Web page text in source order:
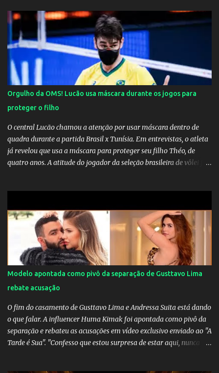
Orgulho da OMS! Lucão usa máscara durante os jogos para
proteger o filho
O central Lucão chamou a atenção por usar máscara dentro de
quadra durante a partida Brasil x Tunísia. Em entrevistas, o atleta
já revelou que usa a máscara para proteger seu filho Théo, de
quatro anos. A atitude do jogador da seleção brasileira de vôlei foi
Marta marcou duas vezes, Debinha, Andressa Alves e Bia
Zaneratto foram autoras dos gols. Juliette, embaixadora
‎@Globoplay mandou um xero para as meninas e falou do seu
Modelo apontada como pivô da separação de Gusttavo Lima
rebate acusação
O fim do casamento de Gusttavo Lima e Andressa Suita está dando
o que falar. A influencer Huma Kimak foi apontada como pivô da
separação e rebateu as acusações em vídeo exclusivo enviado ao "A
Tarde é Sua". "Confesso que estou surpresa de estar aqui, nunca